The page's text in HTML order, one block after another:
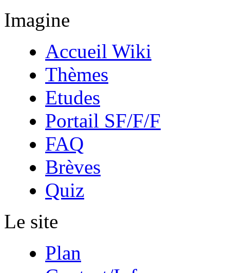
Imagine
Accueil Wiki
Thèmes
Etudes
Portail SF/F/F
FAQ
Brèves
Quiz
Le site
Plan